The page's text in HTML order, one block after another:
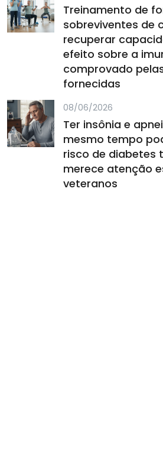
Treinamento de
sobreviventes de
recuperar
efeito sobre a
comprovado
fornecidas
08/06/2026
Ter insônia e
mesmo tempo
risco de diabetes
merece atenção
veteranos